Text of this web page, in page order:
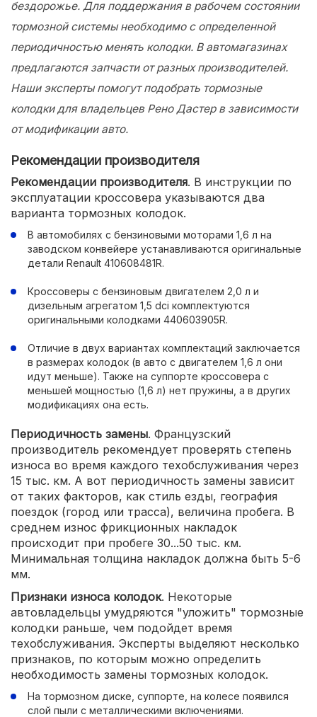
бездорожье. Для поддержания в рабочем состоянии
тормозной системы необходимо с определенной
периодичностью менять колодки. В автомагазинах
предлагаются запчасти от разных производителей.
Наши эксперты помогут подобрать тормозные
колодки для владельцев Рено Дастер в зависимости
от модификации авто.
Рекомендации производителя
Рекомендации производителя. В инструкции по
эксплуатации кроссовера указываются два
варианта тормозных колодок.
В автомобилях с бензиновыми моторами 1,6 л на
заводском конвейере устанавливаются оригинальные
детали Renault 410608481R.
Кроссоверы с бензиновым двигателем 2,0 л и
дизельным агрегатом 1,5 dci комплектуются
оригинальными колодками 440603905R.
Отличие в двух вариантах комплектаций заключается
в размерах колодок (в авто с двигателем 1,6 л они
идут меньше). Также на суппорте кроссовера с
меньшей мощностью (1,6 л) нет пружины, а в других
модификациях она есть.
Периодичность замены. Французский
производитель рекомендует проверять степень
износа во время каждого техобслуживания через
15 тыс. км. А вот периодичность замены зависит
от таких факторов, как стиль езды, география
поездок (город или трасса), величина пробега. В
среднем износ фрикционных накладок
происходит при пробеге 30...50 тыс. км.
Минимальная толщина накладок должна быть 5-6
мм.
Признаки износа колодок. Некоторые
автовладельцы умудряются "уложить" тормозные
колодки раньше, чем подойдет время
техобслуживания. Эксперты выделяют несколько
признаков, по которым можно определить
необходимость замены тормозных колодок.
На тормозном диске, суппорте, на колесе появился
слой пыли с металлическими включениями.